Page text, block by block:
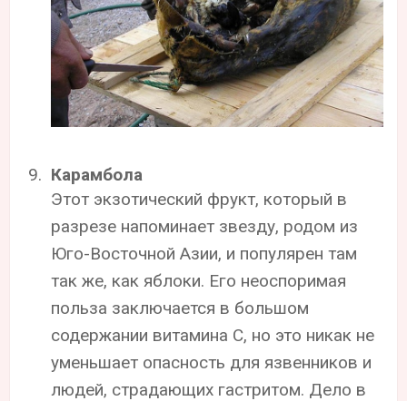
Карамбола
Этот экзотический фрукт, который в
разрезе напоминает звезду, родом из
Юго-Восточной Азии, и популярен там
так же, как яблоки. Его неоспоримая
польза заключается в большом
содержании витамина С, но это никак не
уменьшает опасность для язвенников и
людей, страдающих гастритом. Дело в